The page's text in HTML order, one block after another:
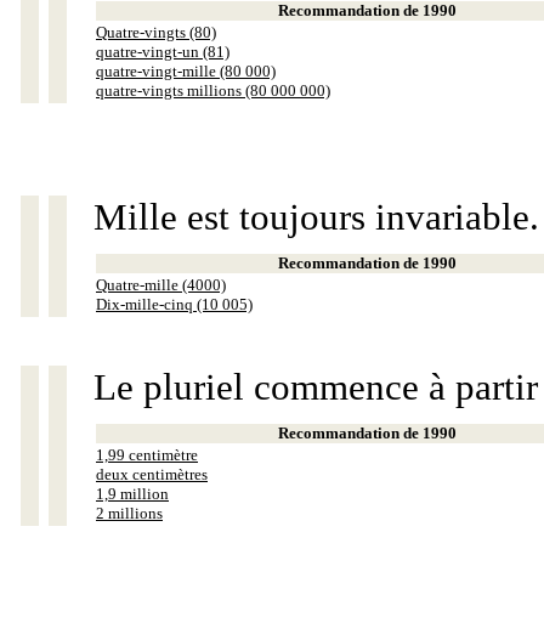
Recommandation de 1990
Quatre-vingts (80)
quatre-vingt-un (81)
quatre-vingt-mille (80 000)
quatre-vingts millions (80 000 000)
Mille est toujours invariable.
Recommandation de 1990
Quatre-mille (4000)
Dix-mille-cinq (10 005)
Le pluriel commence à
Recommandation de 1990
1,99 centimètre
deux centimètres
1,9 million
2 millions